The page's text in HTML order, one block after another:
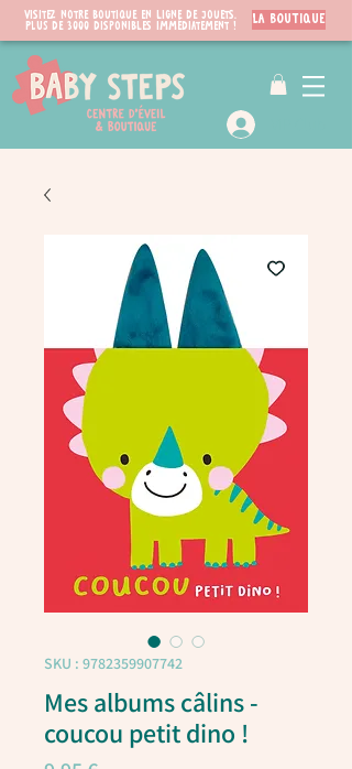
Visitez notre boutique en ligne de jouets.
PLUS de 3000 disponibles immédiatement !
LA BOUTIQUE
SKU : 9782359907742
Mes albums câlins -
coucou petit dino !